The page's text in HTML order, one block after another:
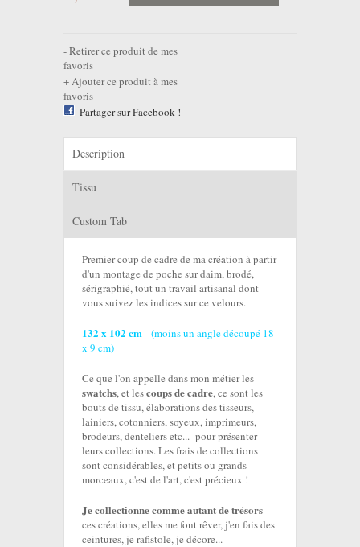
Retirer ce produit de mes
favoris
Ajouter ce produit à mes
favoris
Partager sur Facebook !
Description
Tissu
Custom Tab
Premier coup de cadre de ma création à partir
d'un montage de poche sur daim, brodé,
sérigraphié, tout un travail artisanal dont
vous suivez les indices sur ce velours.
132 x 102 cm (moins un angle découpé 18
x 9 cm)
Ce que l'on appelle dans mon métier les
swatchs, et lescoups de cadre, ce sont les
bouts de tissu, élaborations des tisseurs,
lainiers, cotonniers, soyeux, imprimeurs,
brodeurs, denteliers etc... pour présenter
leurs collections. Les frais de collections
sont considérables, et petits ou grands
morceaux, c'est de l'art, c'est précieux !
Je collectionne comme autant de trésors
ces créations, elles me font rêver, j'en fais des
ceintures, je rafistole, je décore...